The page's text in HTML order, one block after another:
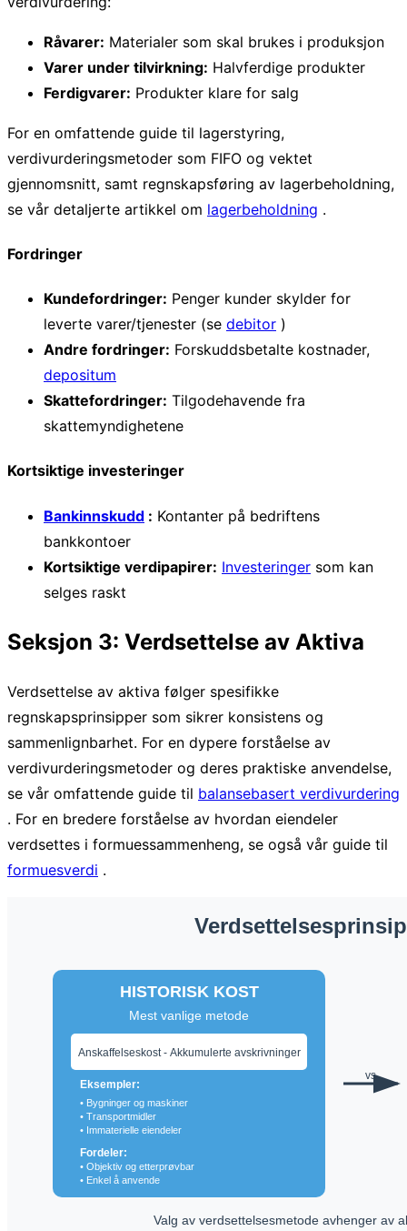
Råvarer: Materialer som skal brukes i produksjon
Varer under tilvirkning: Halvferdige produkter
Ferdigvarer: Produkter klare for salg
For en omfattende guide til lagerstyring,
verdivurderingsmetoder som FIFO og vektet
gjennomsnitt, samt regnskapsføring av lagerbeholdning,
se vår detaljerte artikkel om lagerbeholdning .
Fordringer
Kundefordringer: Penger kunder skylder for
leverte varer/tjenester (se debitor )
Andre fordringer: Forskuddsbetalte kostnader,
depositum
Skattefordringer: Tilgodehavende fra
skattemyndighetene
Kortsiktige investeringer
Bankinnskudd : Kontanter på bedriftens
bankkontoer
Kortsiktige verdipapirer: Investeringer som kan
selges raskt
Seksjon 3: Verdsettelse av Aktiva
Verdsettelse av aktiva følger spesifikke
regnskapsprinsipper som sikrer konsistens og
sammenlignbarhet. For en dypere forståelse av
verdivurderingsmetoder og deres praktiske anvendelse,
se vår omfattende guide til balansebasert verdivurdering
. For en bredere forståelse av hvordan eiendeler
verdsettes i formuessammenheng, se også vår guide til
formuesverdi .